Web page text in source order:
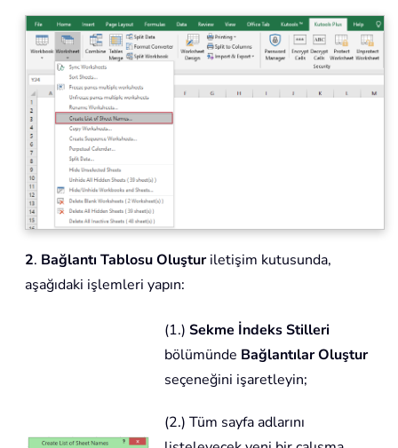
2. Bağlantı Tablosu Oluşturiletişim kutusunda,
aşağıdaki işlemleri yapın:
(1.) Sekme İndeks Stilleri
bölümünde Bağlantılar Oluştur
seçeneğini işaretleyin;
(2.) Tüm sayfa adlarını